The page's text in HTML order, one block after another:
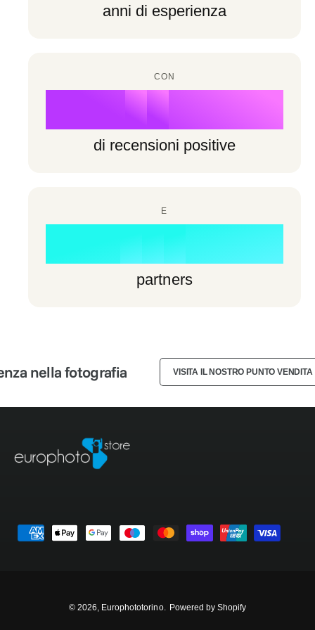
6
8
9
6
8
9
anni di esperienza
CON
7
9
3
4
5
6
8
9
%
di recensioni positive
E
1
2
4
5
6
8
0
1
3
4
7
9
0
1
3
4
7
9
+
partners
nella fotografia VISITA IL NOSTRO PUNTO VENDITA
© 2026, Europhototorino. Powered by Shopify